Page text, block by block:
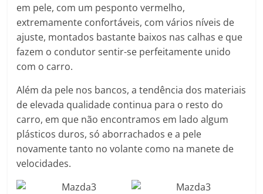
em pele, com um pesponto vermelho,
extremamente confortáveis, com vários níveis de
ajuste, montados bastante baixos nas calhas e que
fazem o condutor sentir-se perfeitamente unido
com o carro.
Além da pele nos bancos, a tendência dos materiais
de elevada qualidade continua para o resto do
carro, em que não encontramos em lado algum
plásticos duros, só aborrachados e a pele
novamente tanto no volante como na manete de
velocidades.